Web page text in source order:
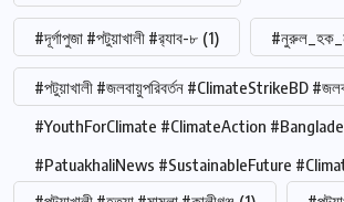
#দূর্গাপুজা #পটুয়াখালী #র‍্যাব-৮ (1)
#পটুয়াখালী #জলবায়ুপরিবর্তন #ClimateStrikeBD
#YouthForClimate #ClimateAction
#PatuakhaliNews #SustainableFuture